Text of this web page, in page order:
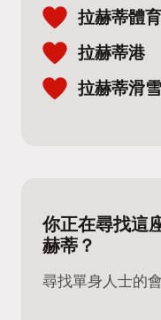
拉赫蒂體
拉赫蒂港
拉赫蒂滑
你正在尋找這
赫蒂？
尋找單身人士的